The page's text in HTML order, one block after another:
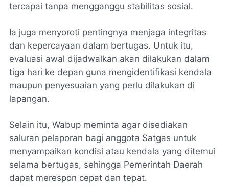
tercapai tanpa mengganggu stabilitas sosial.
Ia juga menyoroti pentingnya menjaga integritas
dan kepercayaan dalam bertugas. Untuk itu,
evaluasi awal dijadwalkan akan dilakukan dalam
tiga hari ke depan guna mengidentifikasi kendala
maupun penyesuaian yang perlu dilakukan di
lapangan.
Selain itu, Wabup meminta agar disediakan
saluran pelaporan bagi anggota Satgas untuk
menyampaikan kondisi atau kendala yang ditemui
selama bertugas, sehingga Pemerintah Daerah
dapat merespon cepat dan tepat.